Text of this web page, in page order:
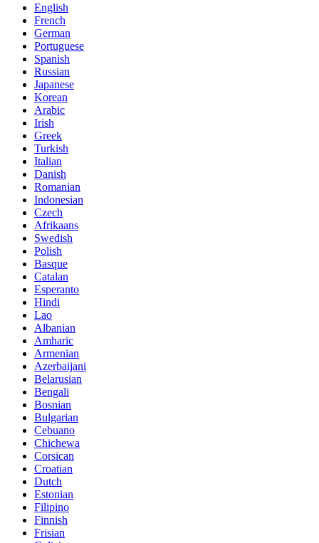
English
French
German
Portuguese
Spanish
Russian
Japanese
Korean
Arabic
Irish
Greek
Turkish
Italian
Danish
Romanian
Indonesian
Czech
Afrikaans
Swedish
Polish
Basque
Catalan
Esperanto
Hindi
Lao
Albanian
Amharic
Armenian
Azerbaijani
Belarusian
Bengali
Bosnian
Bulgarian
Cebuano
Chichewa
Corsican
Croatian
Dutch
Estonian
Filipino
Finnish
Frisian